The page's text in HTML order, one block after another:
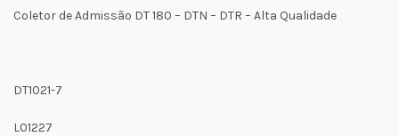
Coletor de Admissão DT 180 – DTN – DTR – Alta Qualidade
DT1021-7
L01227